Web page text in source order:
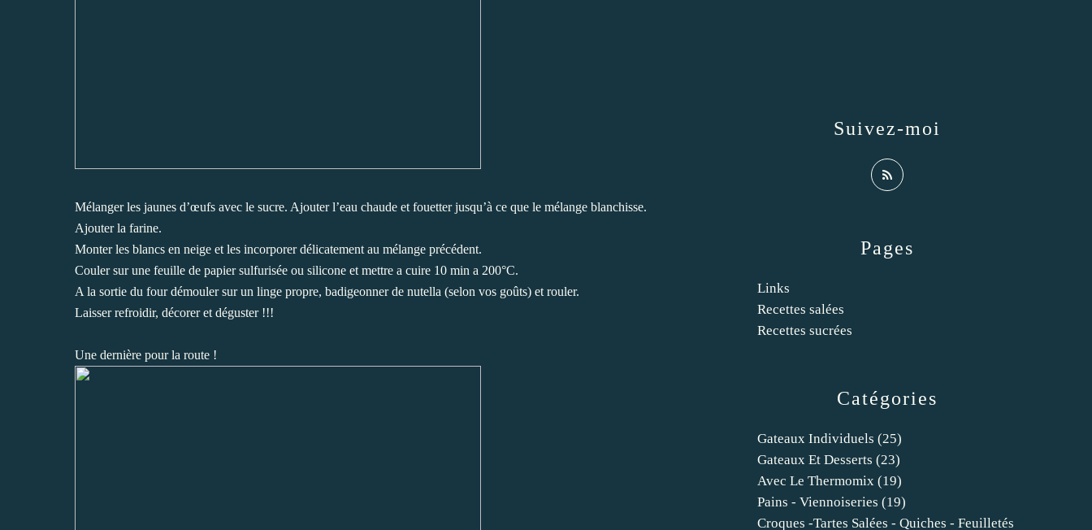
Mélanger les jaunes d’œufs avec le sucre. Ajouter l’eau chaude et fouetter jusqu’à ce que le mélange blanchisse.
Ajouter la farine.
Monter les blancs en neige et les incorporer délicatement au mélange précédent.
Couler sur une feuille de papier sulfurisée ou silicone et mettre a cuire 10 min a 200°C.
A la sortie du four démouler sur un linge propre, badigeonner de nutella (selon vos goûts) et rouler.
Laisser refroidir, décorer et déguster !!!
Une dernière pour la route !
Catégories
Gateaux Individuels (25)
Gateaux Et Desserts (23)
Avec Le Thermomix (19)
Pains - Viennoiseries (19)
Croques -tartes Salées - Quiches - Feuilletés
Pages
Links
Recettes salées
Recettes sucrées
Suivez-moi